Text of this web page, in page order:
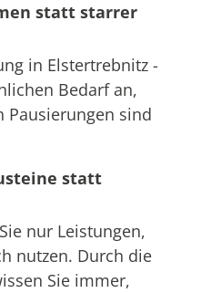
statt starrer
in Elstertrebnitz -
Bedarf an,
Pausierungen sind
statt
nur Leistungen,
nutzen. Durch die
Sie immer,